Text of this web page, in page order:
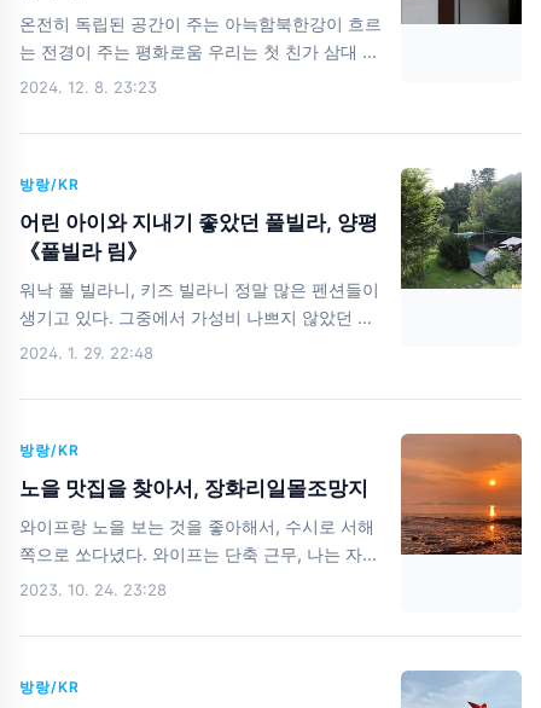
으며 즐기기에 좋다. 그럼, 이제 실내로 들어가보
자. 스누피 가든은11개의 테마 정원이 각기 다른
분위기로 꾸며져 있어계절마다 다른 모습으로 산
각은 안 하는 것이 좋..
온전히 독립된 공간이 주는 아늑함북한강이 흐르
는 전경이 주는 평화로움 우리는 첫 친가 삼대 여
행의 숙소로 청평하다를 골랐다. 청렴하고 공평
숙소청평하다 내부를 잠깐 살펴보자. 숙소는 2층
에어컨만 있을 뿐문은 없어 개방된 공간이다. 거
실 구석에는 아기자기한 소품들과블루투스를 연
결할 수 있는 턴테이블이 있다. 부엌도 적당히
하다. 안주를 열심히 만들어 주세요. 커피 머신과
캡슐도 있으니 즐기면 된다. 잠자리가 조금 불편
한 2층그래도 층고가 있어서 다니기에 불편하진
다. 타일로..
2024. 12. 8. 23:23
방랑/KR
어린 아이와 지내기 좋았던 풀빌라, 양평
《풀빌라 림》
워낙 풀 빌라니, 키즈 빌라니 정말 많은 펜션들이
생기고 있다. 그중에서 가성비 나쁘지 않았던 풀
빌라 림 펜션을 소개해본다. (지금은 아예 이름이
203호! 돌이 조금 안 된 12개월 아이랑 가기 딱
초록초록한 것이 딱 쉬기 좋은 느낌. (나 바다뿐
만 아니라, 숲도 좋아하는구나) 아마, 1년간의 육
이라서, 벌레는 많았다. 그러고 보니, 내부 사진
은 거의 안 찍었네... 내부 사진은 림 펜션 홈페이
지를 참조하시라. 아담아담 한 사이즈의 풀 오랜
시 펜션의 꽃은 바비큐 ..
2024. 1. 29. 22:48
방랑/KR
노을 맛집을 찾아서, 장화리일몰조망지
와이프랑 노을 보는 것을 좋아해서, 수시로 서해
쪽으로 쏘다녔다. 와이프는 단축 근무, 나는 자율
출퇴근제로 퇴근해서 와이프 픽업 후 서해로 쏘
에서 출발할 때는 구름이 많이 껴서 걱정을 했지
이 걷혀있었다. 차는 대충 구석에 짱박아놨다. 다
2023. 10. 24. 23:28
방랑/KR